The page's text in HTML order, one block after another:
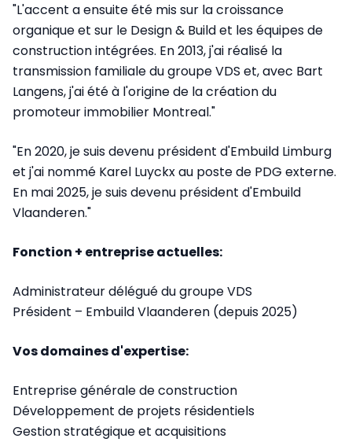
"L'accent a ensuite été mis sur la croissance
organique et sur le Design & Build et les équipes de
construction intégrées. En 2013, j'ai réalisé la
transmission familiale du groupe VDS et, avec Bart
Langens, j'ai été à l'origine de la création du
promoteur immobilier Montreal."
"En 2020, je suis devenu président d'Embuild Limburg
et j'ai nommé Karel Luyckx au poste de PDG externe.
En mai 2025, je suis devenu président d'Embuild
Vlaanderen."
Fonction + entreprise actuelles:
Administrateur délégué du groupe VDS
Président – Embuild Vlaanderen (depuis 2025)
Vos domaines d'expertise:
Entreprise générale de construction
Développement de projets résidentiels
Gestion stratégique et acquisitions